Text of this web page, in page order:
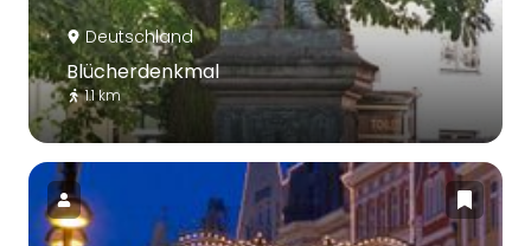
Deutschland
Blücherdenkmal
1.1 km